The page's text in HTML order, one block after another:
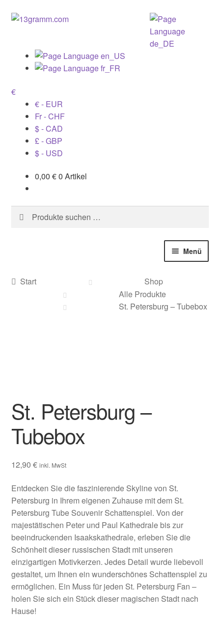
€
€ - EUR
Fr - CHF
$ - CAD
£ - GBP
$ - USD
0,00 €0 Artikel
Suchen
nach:
Suchen
Menü
Sonderanfertigungen
Stadt Souvenire
Alle Produkte
Start
Shop
Alle Produkte
St. Petersburg – Tubebox
St. Petersburg –
Tubebox
12,90 € inkl. MwSt
Entdecken Sie die faszinierende Skyline von St.
Petersburg in Ihrem eigenen Zuhause mit dem St.
Petersburg Tube Souvenir Schattenspiel. Von der
majestätischen Peter und Paul Kathedrale bis zur
beeindruckenden Isaakskathedrale, erleben Sie die
Schönheit dieser russischen Stadt mit unseren
einzigartigen Motivkerzen. Jedes Detail wurde liebevoll
gestaltet, um Ihnen ein wunderschönes Schattenspiel zu
ermöglichen. Ein Muss für jeden St. Petersburg Fan –
holen Sie sich ein Stück dieser magischen Stadt nach
Hause!